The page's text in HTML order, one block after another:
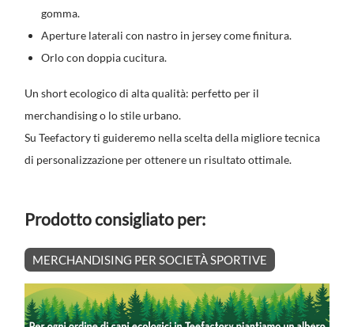
gomma.
Aperture laterali con nastro in jersey come finitura.
Orlo con doppia cucitura.
Un short ecologico di alta qualità: perfetto per il
merchandising o lo stile urbano.
Su Teefactory ti guideremo nella scelta della migliore tecnica
di personalizzazione per ottenere un risultato ottimale.
Prodotto consigliato per:
MERCHANDISING PER SOCIETÀ SPORTIVE